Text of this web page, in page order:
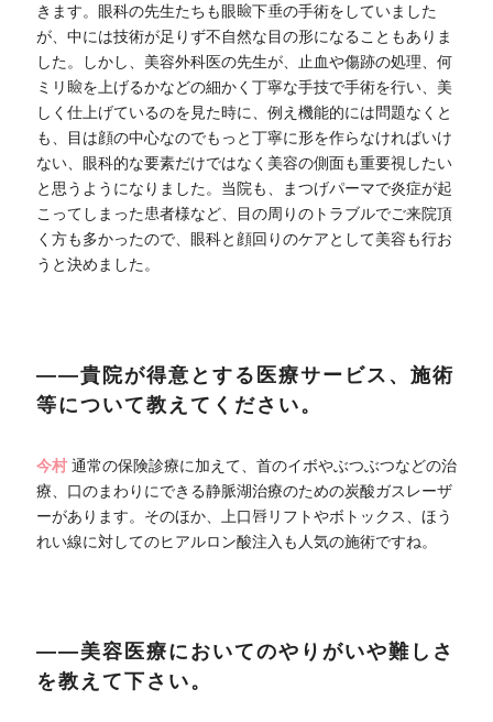
きます。眼科の先生たちも眼瞼下垂の手術をしていました
が、中には技術が足りず不自然な目の形になることもありま
した。しかし、美容外科医の先生が、止血や傷跡の処理、何
ミリ瞼を上げるかなどの細かく丁寧な手技で手術を行い、美
しく仕上げているのを見た時に、例え機能的には問題なくと
も、目は顔の中心なのでもっと丁寧に形を作らなければいけ
ない、眼科的な要素だけではなく美容の側面も重要視したい
と思うようになりました。当院も、まつげパーマで炎症が起
こってしまった患者様など、目の周りのトラブルでご来院頂
く方も多かったので、眼科と顔回りのケアとして美容も行お
うと決めました。
――貴院が得意とする医療サービス、施術
等について教えてください。
今村通常の保険診療に加えて、首のイボやぶつぶつなどの治
療、口のまわりにできる静脈湖治療のための炭酸ガスレーザ
ーがあります。そのほか、上口唇リフトやボトックス、ほう
れい線に対してのヒアルロン酸注入も人気の施術ですね。
――美容医療においてのやりがいや難しさ
を教えて下さい。